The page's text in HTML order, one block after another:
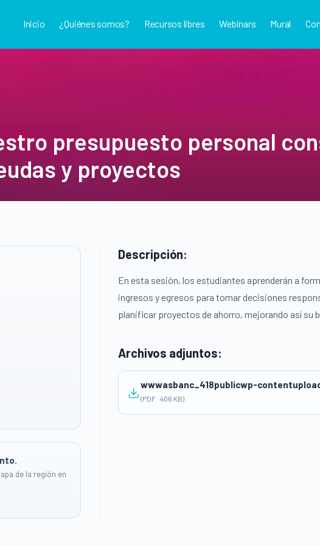
Inicio ¿Quiénes somos? Recursos libres Webinars Mural
presupuesto personal
y proyectos
de la región en
Descripción:
En esta sesión, los estudiantes aprenderán a
ingresos y egresos para tomar decisiones
planificar proyectos de ahorro, mejorando así su
Archivos adjuntos:
wwwasbanc_418publicwp-
(PDF · 406 KB)